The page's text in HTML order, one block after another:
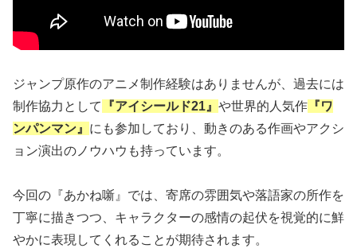
ジャンプ原作のアニメ制作経験はありませんが、過去には
制作協力として
『アイシールド21』 や世界的人気作 『ワ
ンパンマン』 にも参加しており、動きのある作画やアクシ
ョン演出のノウハウも持っています。
今回の『あかね噺』では、寄席の雰囲気や落語家の所作を
丁寧に描きつつ、キャラクターの感情の起伏を視覚的に鮮
やかに表現してくれることが期待されます。